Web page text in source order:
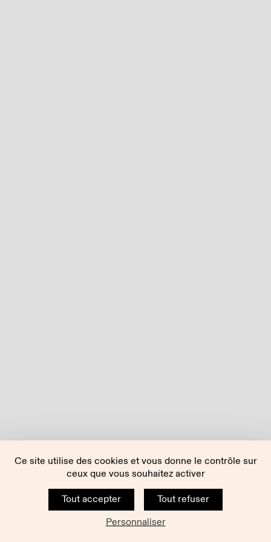
Ce site utilise des cookies et vous donne le contrôle sur
ceux que vous souhaitez activer
Tout accepter
Tout refuser
Personnaliser